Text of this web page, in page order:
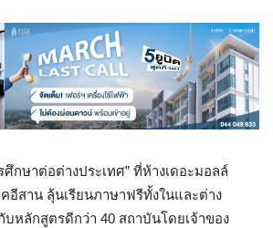
ศึกษาต่อต่างประเทศ” ที่ห้างเดอะมอลล์
อีสาน ลุ้นเรียนภาษาฟรีทั้งในและต่าง
หลักสูตรดีกว่า 40 สถาบันโดยเจ้าของ